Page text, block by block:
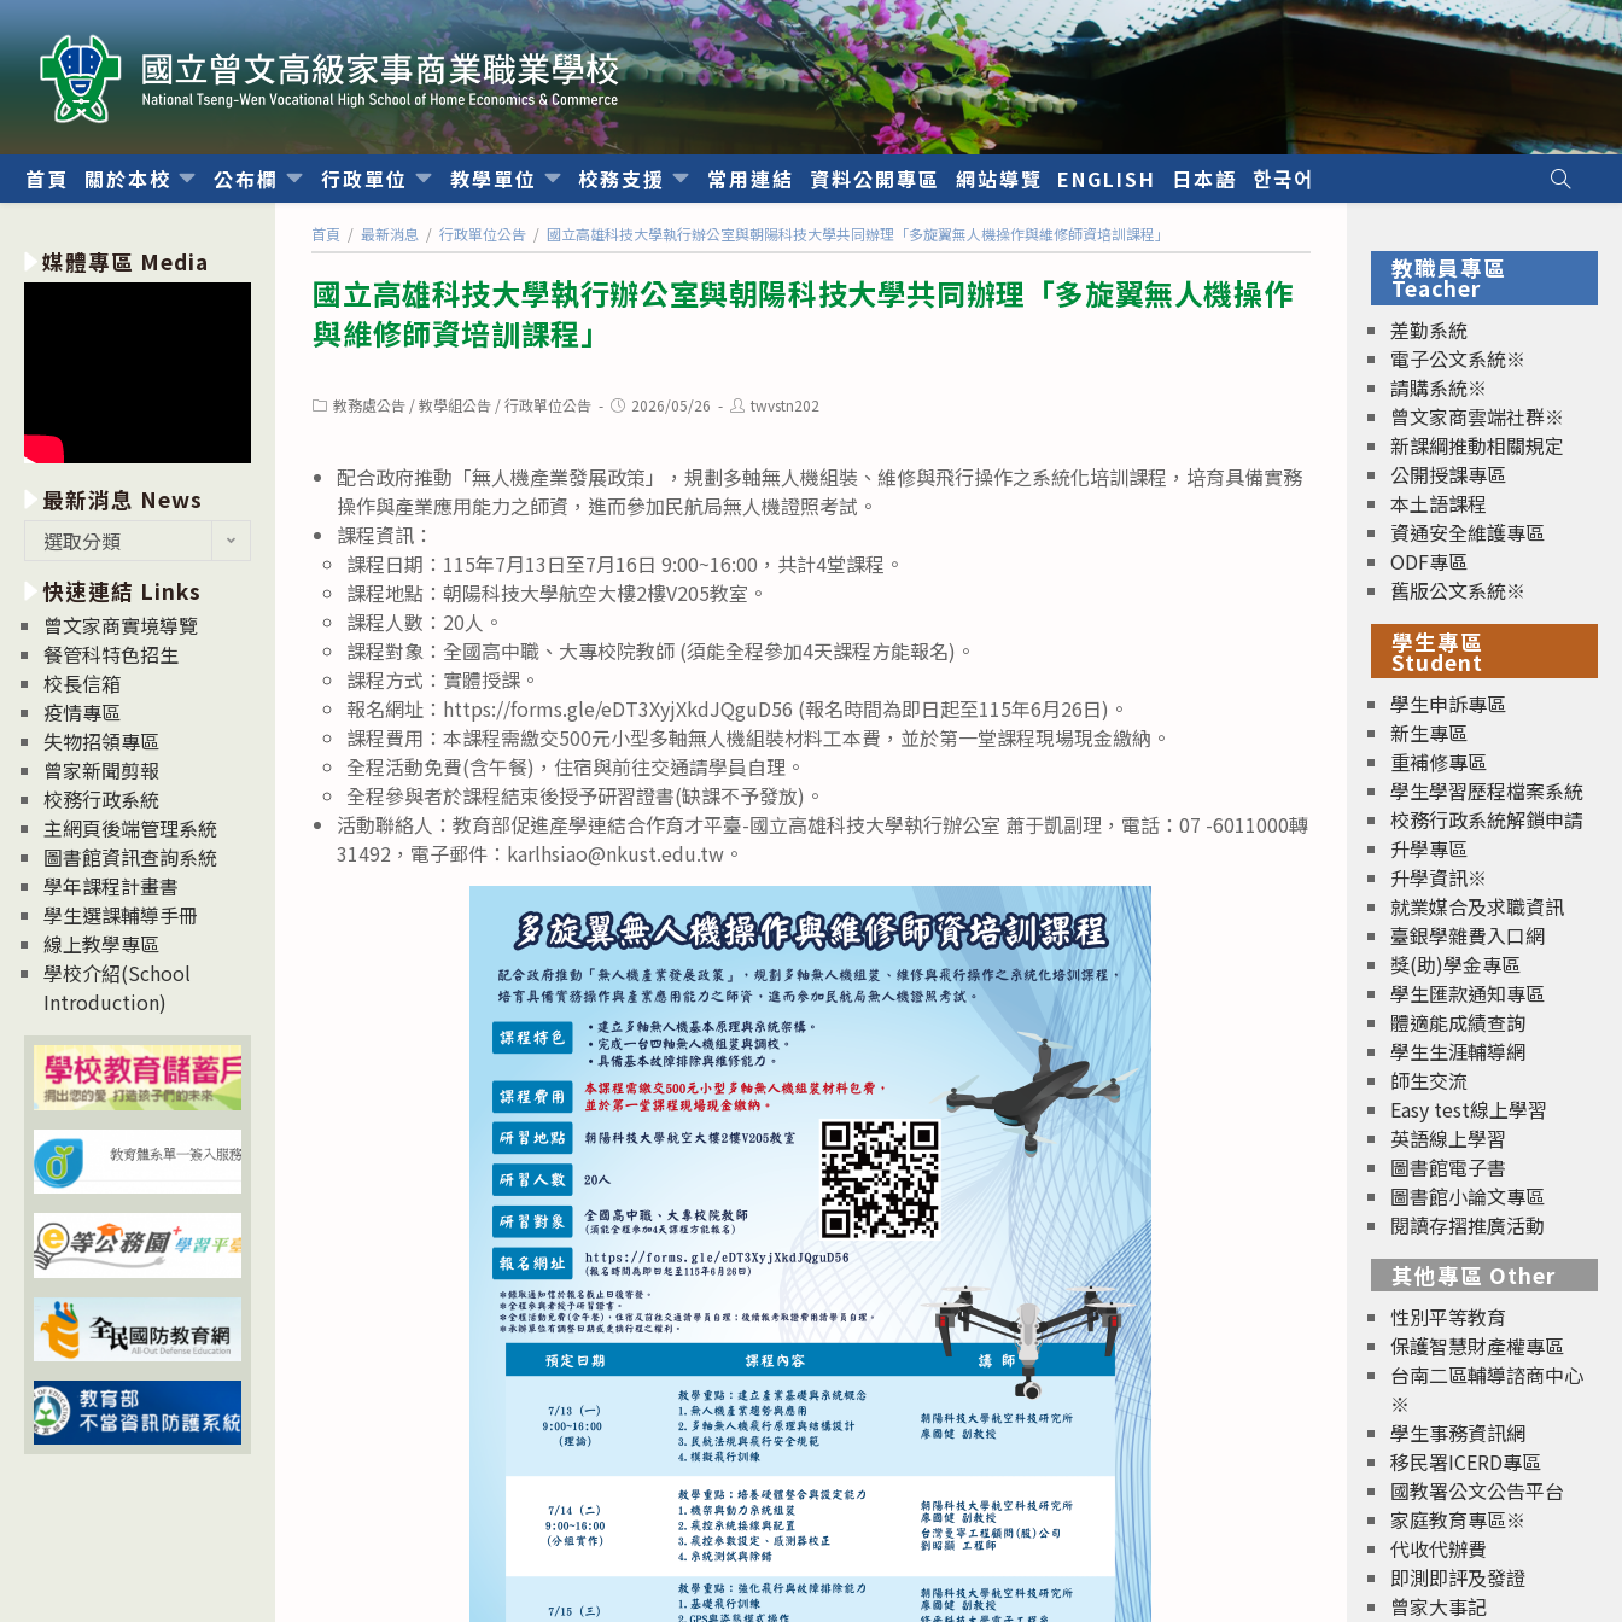
轉
內
首頁 關於本校 公布欄 行政單位 教學單位 校務支援 常用連結 資料公開專區 網站導覽 ENGLISH 日本語 한국어
首頁 / 最新消息 / 行政單位公告 / 國立高雄科技大學執行辦公室與朝陽科技大學共同辦理「多旋翼無人機操作與維修師資培訓課程」
國立高雄科技大學執行辦公室與朝陽科技大學共同辦理「多旋翼無人機操作
與維修師資培訓課程」
Post教務處公告 / 教學組公告 / 行政單位公告
Post2026/05/26
Posttwvstn202
配合政府推動「無人機產業發展政策」，規劃多軸無人機組裝、維修與飛行操作之系統化培訓課程，培育具備實務
操作與產業應用能力之師資，進而參加民航局無人機證照考試。
課程資訊：
課程日期：115年7月13日至7月16日 9:00~16:00，共計4堂課程。
課程地點：朝陽科技大學航空大樓2樓V205教室。
課程人數：20人。
課程對象：全國高中職、大專校院教師 (須能全程參加4天課程方能報名)。
課程方式：實體授課。
報名網址：https://forms.gle/eDT3XyjXkdJQguD56 (報名時間為即日起至115年6月26日)。
課程費用：本課程需繳交500元小型多軸無人機組裝材料工本費，並於第一堂課程現場現金繳納。
全程活動免費(含午餐)，住宿與前往交通請學員自理。
全程參與者於課程結束後授予研習證書(缺課不予發放)。
活動聯絡人：教育部促進產學連結合作育才平臺-國立高雄科技大學執行辦公室 蕭于凱副理，電話：07 -6011000轉
31492，電子郵件：karlhsiao@nkust.edu.tw。
媒體專區 Media
最新消息 News
消
息
News
選取分類
快速連結 Links
曾文家商實境導覽
餐管科特色招生
校長信箱
疫情專區
失物招領專區
曾家新聞剪報
校務行政系統
主網頁後端管理系統
圖書館資訊查詢系統
學年課程計畫書
學生選課輔導手冊
線上教學專區
學校介紹(School
Introduction)
教職員專區
Teacher
差勤系統
電子公文系統※
請購系統※
曾文家商雲端社群※
新課綱推動相關規定
公開授課專區
本土語課程
資通安全維護專區
ODF專區
舊版公文系統※
學生專區
Student
學生申訴專區
新生專區
重補修專區
學生學習歷程檔案系統
校務行政系統解鎖申請
升學專區
升學資訊※
就業媒合及求職資訊
臺銀學雜費入口網
獎(助)學金專區
學生匯款通知專區
體適能成績查詢
學生生涯輔導網
師生交流
Easy test線上學習
英語線上學習
圖書館電子書
圖書館小論文專區
閱讀存摺推廣活動
其他專區 Other
性別平等教育
保護智慧財產權專區
台南二區輔導諮商中心
※
學生事務資訊網
移民署ICERD專區
國教署公文公告平台
家庭教育專區※
代收代辦費
即測即評及發證
曾家大事記